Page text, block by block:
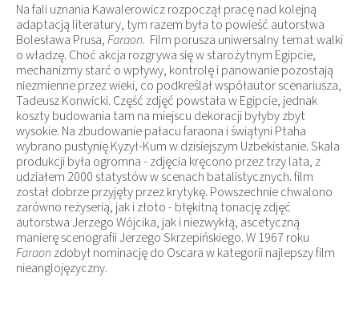
Na fali uznania Kawalerowicz rozpoczął pracę nad kolejną
adaptacją literatury, tym razem była to powieść autorstwa
Bolesława Prusa,Faraon. Film porusza uniwersalny temat walki
o władzę. Choć akcja rozgrywa się w starożytnym Egipcie,
mechanizmy starć o wpływy, kontrolę i panowanie pozostają
niezmienne przez wieki, co podkreślał współautor scenariusza,
Tadeusz Konwicki. Część zdjęć powstała w Egipcie, jednak
koszty budowania tam na miejscu dekoracji byłyby zbyt
wysokie. Na zbudowanie pałacu faraona i świątyni Ptaha
wybrano pustynię Kyzył-Kum w dzisiejszym Uzbekistanie. Skala
produkcji była ogromna - zdjęcia kręcono przez trzy lata, z
udziałem 2000 statystów w scenach batalistycznych. film
został dobrze przyjęty przez krytykę. Powszechnie chwalono
zarówno reżyserią, jak i złoto - błękitną tonację zdjęć
autorstwa Jerzego Wójcika, jak i niezwykłą, ascetyczną
manierę scenografii Jerzego Skrzepińskiego. W 1967 roku
Faraonzdobył nominację do Oscara w kategorii najlepszy film
nieanglojęzyczny.